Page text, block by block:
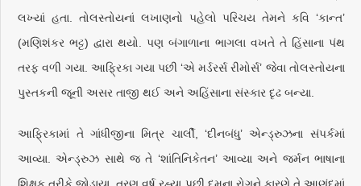
લખ્યાં હતા. તોલસ્તોયનાં લખાણનો પહેલો પરિચય તેમને કવિ ‘કાન્ત’
(મણિશંકર ભટ્ટ) દ્વારા થયો. પણ બંગાળાના ભાગલા વખતે તે હિંસાના પંથ
તરફ વળી ગયા. આફ્રિકા ગયા પછી ‘એ મર્ડરર્સ રીમોર્સ’ જેવા તોલસ્તોયના
પુસ્તકની જૂની અસર તાજી થઈ અને અહિંસાના સંસ્કાર દૃઢ બન્યા.
આફ્રિકામાં તે ગાંધીજીના મિત્ર ચાર્લી, ‘દીનબંધુ’ એન્ડ્રુઝના સંપર્કમાં
આવ્યા. એન્ડ્રુઝ સાથે જ તે ‘શાંતિનિકેતન’ આવ્યા અને જર્મન ભાષાના